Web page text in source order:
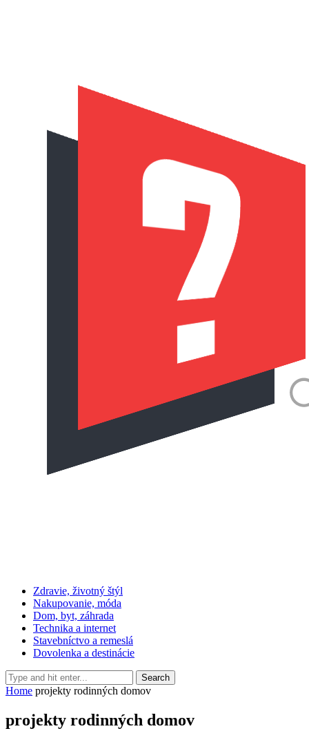
Zdravie, životný štýl
Nakupovanie, móda
Dom, byt, záhrada
Technika a internet
Stavebníctvo a remeslá
Dovolenka a destinácie
Home projekty rodinných domov
projekty rodinných domov